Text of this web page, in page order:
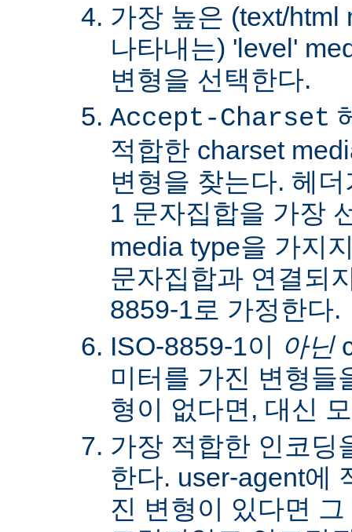
가장 높은 (text/html
나타내는) 'level'
변형을 선택한다.
Accept-Charset
적합한 charset
변형을 찾는다. 헤
1 문자집합을 가장
media type을 가지
문자집합과 연결되
8859-1로 가정한다.
ISO-8859-1이 아닌
미터를 가진 변형들
형이 없다면, 대신
가장 적합한 인코딩
한다. user-agent에
진 변형이 있다면